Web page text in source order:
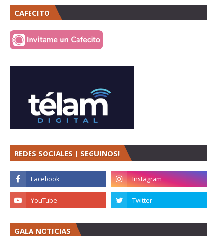
CAFECITO
REDES SOCIALES | SEGUINOS!
GALA NOTICIAS